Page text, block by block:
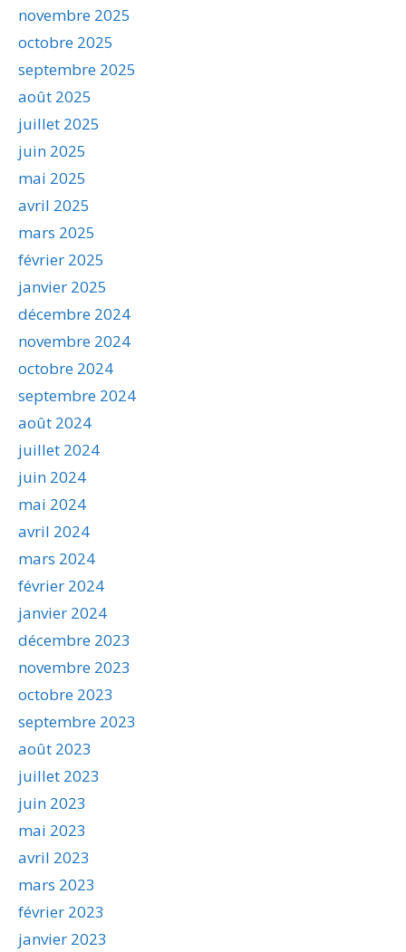
novembre 2025
octobre 2025
septembre 2025
août 2025
juillet 2025
juin 2025
mai 2025
avril 2025
mars 2025
février 2025
janvier 2025
décembre 2024
novembre 2024
octobre 2024
septembre 2024
août 2024
juillet 2024
juin 2024
mai 2024
avril 2024
mars 2024
février 2024
janvier 2024
décembre 2023
novembre 2023
octobre 2023
septembre 2023
août 2023
juillet 2023
juin 2023
mai 2023
avril 2023
mars 2023
février 2023
janvier 2023